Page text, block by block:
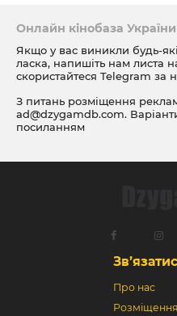
Онлайн кінобаза України
Якщо у вас виникли будь-
ласка, напишіть нам листа
скористайтеся Telegram за
З питань розміщення
ad@dzygamdb.com.
посиланням
Про нас